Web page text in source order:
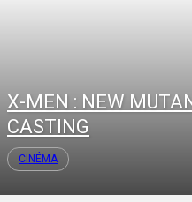
X-MEN : NEW
CASTING
CINÉMA